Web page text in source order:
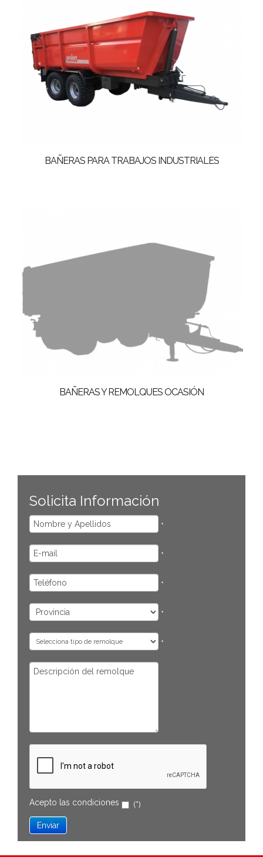
BAÑERAS PARA TRABAJOS INDUSTRIALES
BAÑERAS Y REMOLQUES OCASIÓN
Solicita Información
*
*
*
*
*
Acepto las condiciones (*)